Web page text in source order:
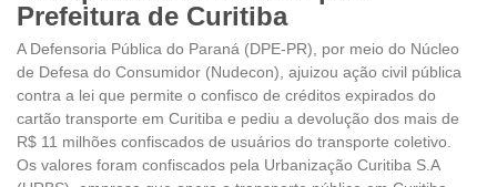
Prefeitura de Curitiba
A Defensoria Pública do Paraná (DPE-PR), por meio do Núcleo
de Defesa do Consumidor (Nudecon), ajuizou ação civil pública
contra a lei que permite o confisco de créditos expirados do
cartão transporte em Curitiba e pediu a devolução dos mais de
R$ 11 milhões confiscados de usuários do transporte coletivo.
Os valores foram confiscados pela Urbanização Curitiba S.A